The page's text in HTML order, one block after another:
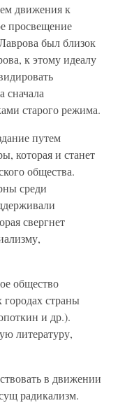
движения к
просвещение
был близок
к этому идеалу
сначала
старого режима.
путем
которая и станет
общества.
среди
свергнет
общество
страны
и др.).
литературу,
в движении
радикализм.